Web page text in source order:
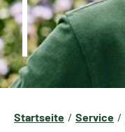
Startseite Service